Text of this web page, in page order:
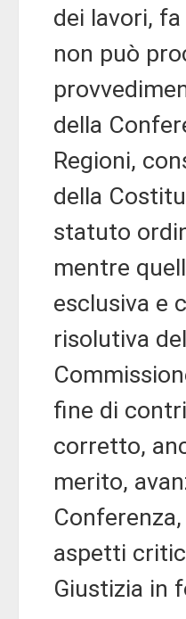
dei lavori,
non può
della
Regioni,
della
statuto
mentre
esclusiva e
risolutiva
fine di
corretto,
merito,
aspetti
Giustizia in